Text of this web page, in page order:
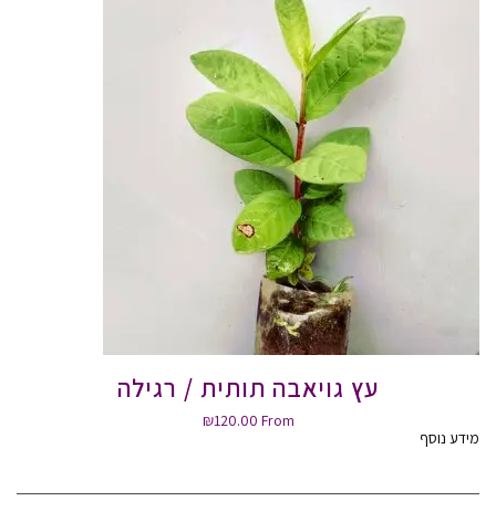
עץ גויאבה תותית / רגילה
From
₪120.00
מידע נוסף